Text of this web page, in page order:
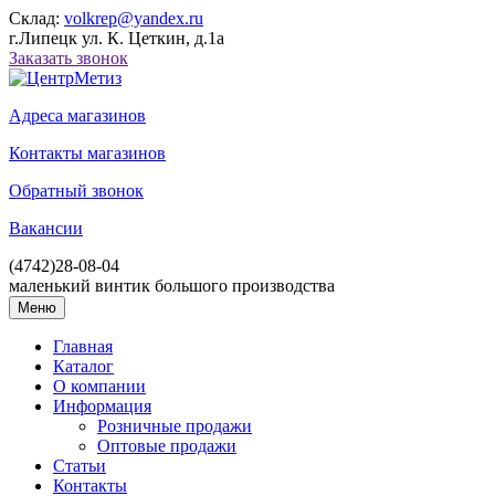
Склад: volkrep@yandex.ru
г.Липецк ул. К. Цеткин, д.1а
Заказать звонок
Адреса магазинов
Контакты магазинов
Обратный звонок
Вакансии
(4742)28-08-04
маленький винтик большого производства
Меню
Главная
Каталог
О компании
Информация
Розничные продажи
Оптовые продажи
Статьи
Контакты